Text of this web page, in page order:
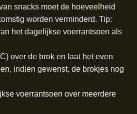
snacks moet de hoeveelheid
worden verminderd. Tip:
het dagelijkse voerrantsoen als
over de brok en laat het even
indien gewenst, de brokjes nog
voerrantsoen over meerdere